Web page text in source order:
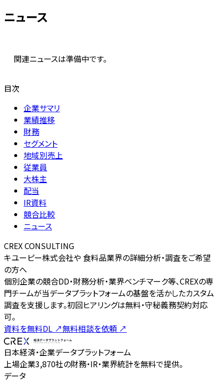
ニュース
関連ニュースは準備中です。
目次
企業サマリ
業績推移
財務
セグメント
地域別売上
従業員
大株主
配当
IR資料
競合比較
ニュース
CREX CONSULTING
キユーピー株式会社や 食料品業界の詳細分析・調査をご希望
の方へ
個別企業の競合DD・財務分析・業界ベンチマーク等、CREXの専
門チームが当データプラットフォームの基盤を活かしたカスタム
調査を支援します。初回ヒアリングは無料・守秘義務契約対応
可。
資料を無料DL ↗無料相談を依頼 ↗
日本経済・企業データプラットフォーム
上場企業3,870社の財務・IR・業界統計を無料で提供。
データ